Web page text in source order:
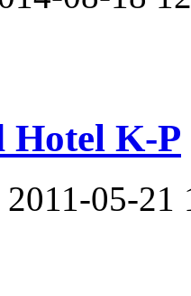
Hotel K-P
05-21